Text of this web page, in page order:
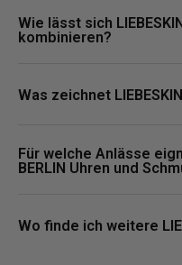
Armbänder und Ringe für
Anlässe.
Wie lässt sich
kombinieren?
und passt zu
Was zeichnet
klare Formen und moderne
Business und besondere
Für welche Anlässe
BERLIN Uhren und
Anlässe, da sich die
Wo finde ich weitere